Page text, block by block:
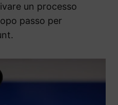
un processo
passo per